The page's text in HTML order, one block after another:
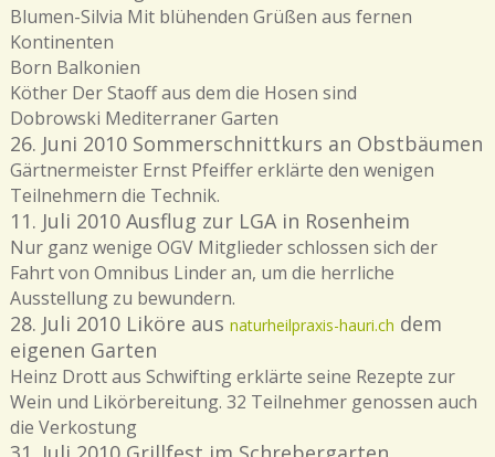
Blumen-Silvia Mit blühenden Grüßen aus fernen
Kontinenten
Born Balkonien
Köther Der Staoff aus dem die Hosen sind
Dobrowski Mediterraner Garten
26. Juni 2010 Sommerschnittkurs an Obstbäumen
Gärtnermeister Ernst Pfeiffer erklärte den wenigen
Teilnehmern die Technik.
11. Juli 2010 Ausflug zur LGA in Rosenheim
Nur ganz wenige OGV Mitglieder schlossen sich der
Fahrt von Omnibus Linder an, um die herrliche
Ausstellung zu bewundern.
28. Juli 2010 Liköre aus naturheilpraxis-hauri.ch dem
eigenen Garten
Heinz Drott aus Schwifting erklärte seine Rezepte zur
Wein und Likörbereitung. 32 Teilnehmer genossen auch
die Verkostung